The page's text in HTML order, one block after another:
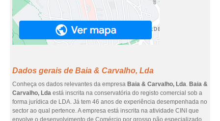
Dados gerais de Baia & Carvalho, Lda
Conheça os dados relevantes da empresa Baia & Carvalho, Lda. Baia &
Carvalho, Lda está inscrita na conservatória do registo comercial sob a
forma jurídica de LDA. Já tem 46 anos de experiência desempenhada no
sector ao qual pertence. A empresa está inscrita na atividade CINI que
envolve o desenvolvimento de Comércio por grosso não especializado